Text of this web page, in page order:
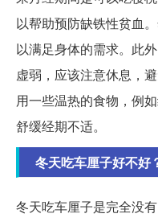
以帮助预防缺铁性贫血
以满足身体的需求。此
虚弱，应该注意休息，
用一些温热的食物，例
舒缓经期不适。
冬天吃车厘子好不好
冬天吃车厘子是完全没